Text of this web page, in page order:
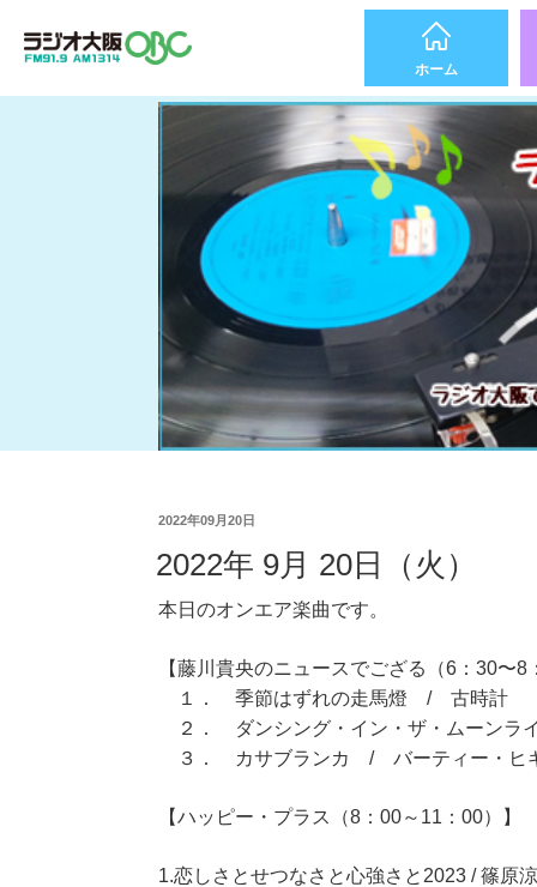
ホーム
2022年09月20日
2022年 9月 20日（火）
本日のオンエア楽曲です。
【藤川貴央のニュースでござる（6：30〜8
１． 季節はずれの走馬燈 / 古時計
２． ダンシング・イン・ザ・ムーン
３． カサブランカ / バーティー・ヒ
【ハッピー・プラス（8：00～11：00）】
1.恋しさとせつなさと心強さと2023 / 篠原